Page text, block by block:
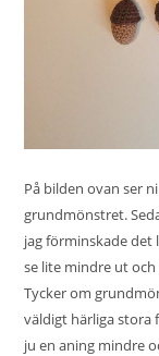
På bilden ovan ser
grundmönstret.
jag förminskade det
se lite mindre ut och
Tycker om
väldigt härliga stora
ju en aning mindre